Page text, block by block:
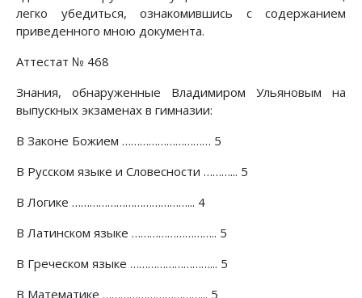
легко убедиться, ознакомившись с содержанием
приведенного мною документа.
Аттестат № 468
Знания, обнаруженные Владимиром Ульяновым на
выпускных экзаменах в гимназии:
В Законе Божием ………………………… 5
В Русском языке и Словесности ………... 5
В Логике …………………………………... 4
В Латинском языке ……………………….. 5
В Греческом языке ………………………... 5
В Математике ……………………………... 5